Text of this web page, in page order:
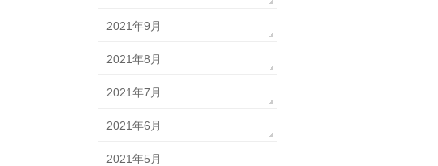
2021年9月
2021年8月
2021年7月
2021年6月
2021年5月